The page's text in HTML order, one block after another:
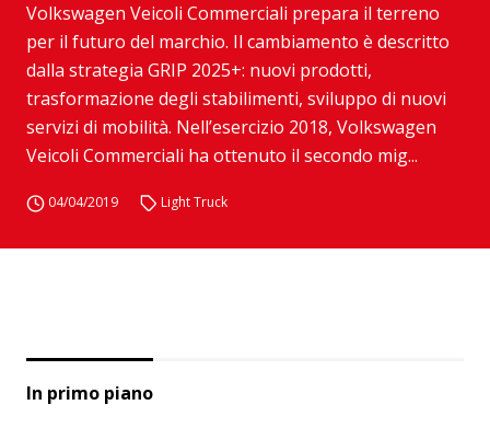
Volkswagen Veicoli Commerciali prepara il terreno
per il futuro del marchio. Il cambiamento è descritto
dalla strategia GRIP 2025+: nuovi prodotti,
trasformazione degli stabilimenti, sviluppo di nuovi
servizi di mobilità. Nell’esercizio 2018, Volkswagen
Veicoli Commerciali ha ottenuto il secondo mig...
04/04/2019 Light Truck
In primo piano